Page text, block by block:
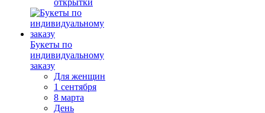
открытки
Букеты по
индивидуальному
заказу
Для женщин
1 сентября
8 марта
День